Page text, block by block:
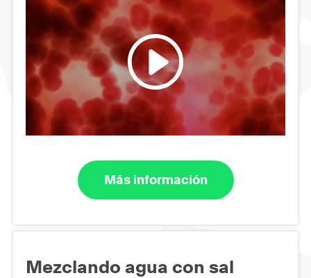
Más información
Mezclando agua con sal